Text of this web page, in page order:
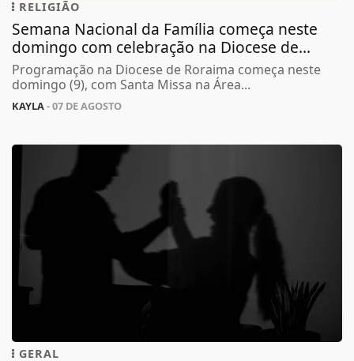
RELIGIÃO
Semana Nacional da Família começa neste
domingo com celebração na Diocese de...
Programação na Diocese de Roraima começa neste
domingo (9), com Santa Missa na Área...
KAYLA- 07 DE AGOSTO
GERAL